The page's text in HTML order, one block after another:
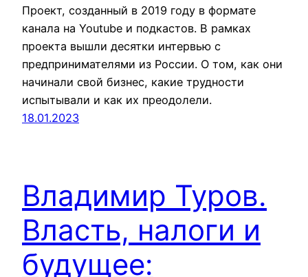
Проект, созданный в 2019 году в формате
канала на Youtube и подкастов. В рамках
проекта вышли десятки интервью с
предпринимателями из России. О том, как они
начинали свой бизнес, какие трудности
испытывали и как их преодолели.
18.01.2023
Владимир Туров.
Власть, налоги и
будущее: